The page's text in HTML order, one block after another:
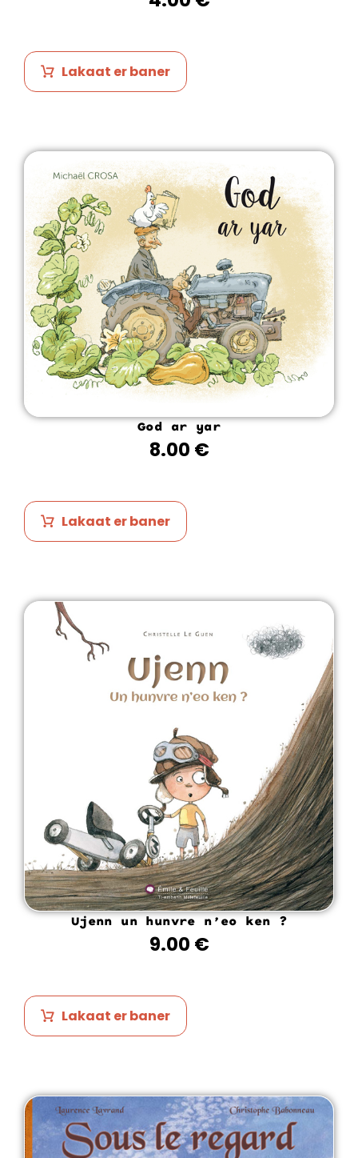
Lakaat er baner
God ar yar
8.00 €
Lakaat er baner
Ujenn un hunvre n’eo ken ?
9.00 €
Lakaat er baner